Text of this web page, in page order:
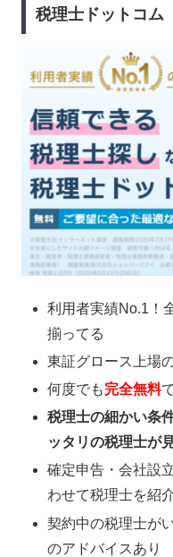
税理士ドットコム
利用者実績No.1！
揃ってる
東証グロース上場
何度でも完全無料
税理士の細かい条
ッタリの税理士が
確定申告・会社設
わせて税理士を紹
契約中の税理士が
のアドバイスあり